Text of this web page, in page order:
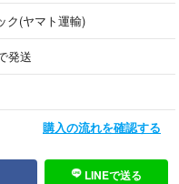
ク(ヤマト運輸)
発送
購入の流れを確認する
LINEで送る